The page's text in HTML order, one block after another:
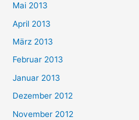
Mai 2013
April 2013
März 2013
Februar 2013
Januar 2013
Dezember 2012
November 2012